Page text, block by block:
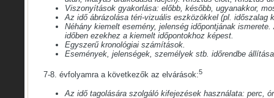
Viszonyítások gyakorlása: előbb, később, ugyanakkor,
Az idő ábrázolása téri-vizuális eszközökkel (pl. időszalag
Néhány kiemelt esemény, jelenség időpontjának
időben ezekhez a kiemelt időpontokhoz képest.
Egyszerű kronológiai számítások.
Események, jelenségek, személyek stb. időrendbe állítása
7-8. évfolyamra a következők az elvárások:5
Az idő tagolására szolgáló kifejezések használata: perc,